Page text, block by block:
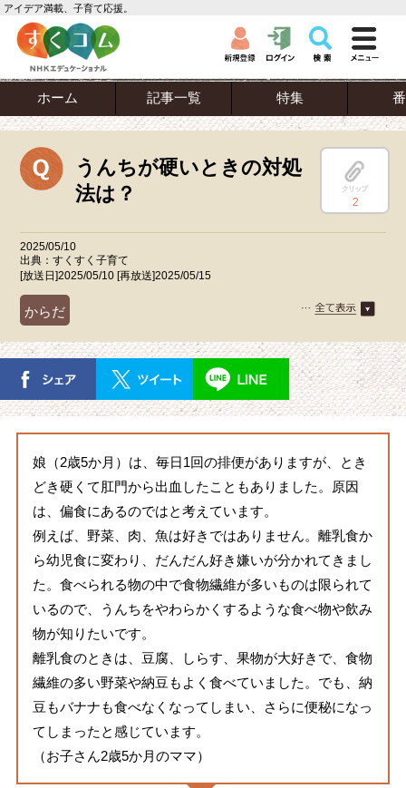
アイデア満載、子育て応援。
ホーム 記事一覧 特集
うんちが硬いときの対処
法は？
クリップ
2
2025/05/10
出典：すくすく子育て
[放送日]2025/05/10 [再放送]2025/05/15
からだ
娘（2歳5か月）は、毎日1回の排便がありますが、とき
どき硬くて肛門から出血したこともありました。原因
は、偏食にあるのではと考えています。
例えば、野菜、肉、魚は好きではありません。離乳食か
ら幼児食に変わり、だんだん好き嫌いが分かれてきまし
た。食べられる物の中で食物繊維が多いものは限られて
いるので、うんちをやわらかくするような食べ物や飲み
物が知りたいです。
離乳食のときは、豆腐、しらす、果物が大好きで、食物
繊維の多い野菜や納豆もよく食べていました。でも、納
豆もバナナも食べなくなってしまい、さらに便秘になっ
てしまったと感じています。
（お子さん2歳5か月のママ）